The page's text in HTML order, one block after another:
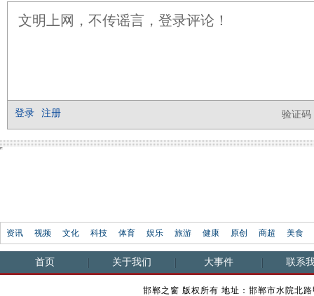
资讯 视频 文化 科技 体育 娱乐 旅游 健康 原创 商超 美食
首页 关于我们 大事件 联系
邯郸之窗 版权所有 地址：邯郸市水院北